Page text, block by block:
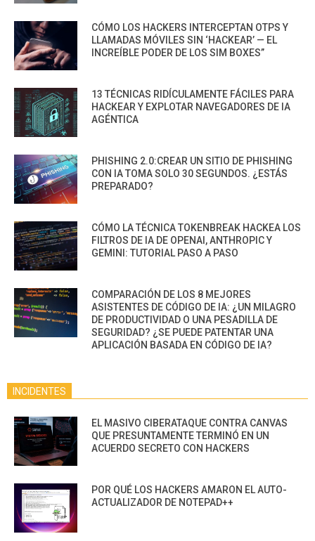
CÓMO LOS HACKERS INTERCEPTAN OTPS Y
LLAMADAS MÓVILES SIN ‘HACKEAR’ — EL
INCREÍBLE PODER DE LOS SIM BOXES”
13 TÉCNICAS RIDÍCULAMENTE FÁCILES PARA
HACKEAR Y EXPLOTAR NAVEGADORES DE IA
AGÉNTICA
PHISHING 2.0:CREAR UN SITIO DE PHISHING
CON IA TOMA SOLO 30 SEGUNDOS. ¿ESTÁS
PREPARADO?
CÓMO LA TÉCNICA TOKENBREAK HACKEA LOS
FILTROS DE IA DE OPENAI, ANTHROPIC Y
GEMINI: TUTORIAL PASO A PASO
COMPARACIÓN DE LOS 8 MEJORES
ASISTENTES DE CÓDIGO DE IA: ¿UN MILAGRO
DE PRODUCTIVIDAD O UNA PESADILLA DE
SEGURIDAD? ¿SE PUEDE PATENTAR UNA
APLICACIÓN BASADA EN CÓDIGO DE IA?
INCIDENTES
EL MASIVO CIBERATAQUE CONTRA CANVAS
QUE PRESUNTAMENTE TERMINÓ EN UN
ACUERDO SECRETO CON HACKERS
POR QUÉ LOS HACKERS AMARON EL AUTO-
ACTUALIZADOR DE NOTEPAD++